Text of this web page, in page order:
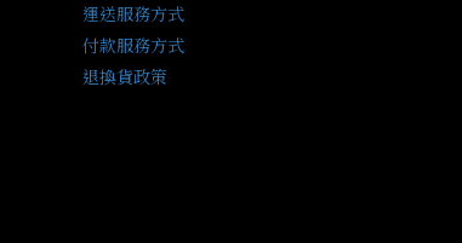
運送服務方式
付款服務方式
退換貨政策